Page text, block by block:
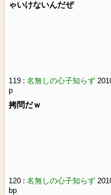
ゃいけないんだぜ
119 : 名無しの心子知らず
p
拷問だｗ
120 : 名無しの心子知らず
bp